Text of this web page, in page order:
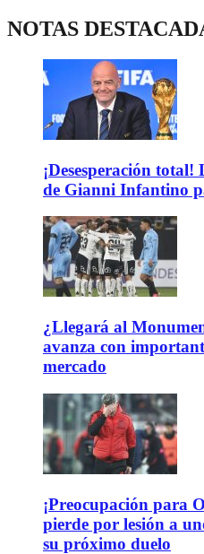
NOTAS
¡Desesperación
de Gianni Infantino
¿Llegará al
avanza con
mercado
¡Preocupación para
pierde por lesión a
su próximo duelo